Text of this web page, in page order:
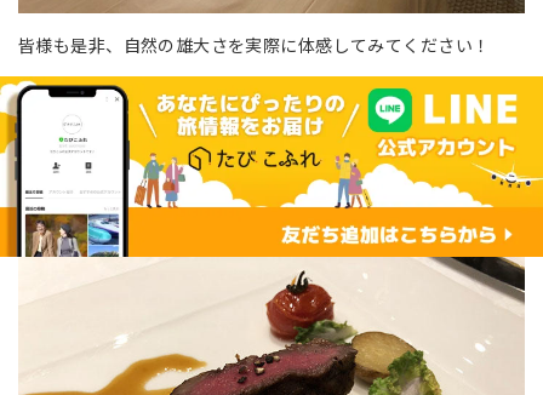
皆様も是非、自然の雄大さを実際に体感してみてください！